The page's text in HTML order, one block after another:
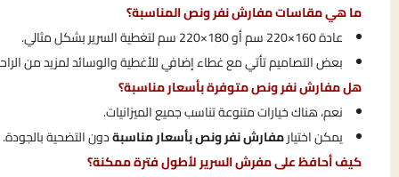
ما هي مقاسات مفارش نفر ونص المناسبة؟
عادة 160×220 سم أو 180×220 سم لتغطية السرير بشكل مثالي.
بعض التصاميم تأتي مع غطاء إضافي للأغطية والوسائد لمزيد من
هل مفارش نفر ونص متوفرة بأسعار مناسبة؟
نعم، هناك خيارات متنوعة تناسب جميع الميزانيات.
يمكن اختيارمفارش نفر ونص بأسعار مناسبةدون التضحية بالجودة.
كيف أحافظ على مفرش السرير لأطول فترة ممكنة؟